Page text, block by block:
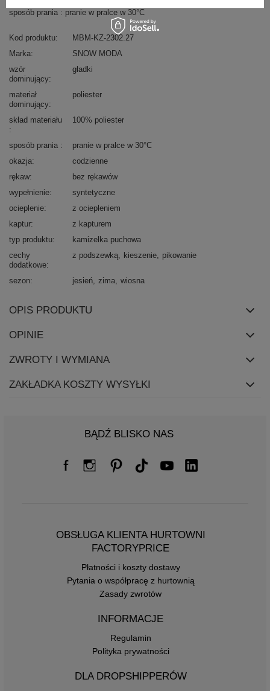
sposób prania : pranie w pralce w 30°C
Kod produktu
MBM-KZ-2302.27
Marka
SNOW MODA
wzór
dominujący
gładki
materiał
dominujący
poliester
skład materiału 100% poliester
sposób prania
pranie w pralce w 30°C
okazja
codzienne
rękaw
bez rękawów
wypełnienie
syntetyczne
ocieplenie
z ociepleniem
kaptur
z kapturem
typ produktu
kamizelka puchowa
cechy
dodatkowe
z podszewką kieszenie pikowanie
sezon jesień zima wiosna
OPIS PRODUKTU
OPINIE
ZWROTY I WYMIANA
ZAKŁADKA KOSZTY WYSYŁKI
BĄDŹ BLISKO NAS
OBSŁUGA KLIENTA HURTOWNI
FACTORYPRICE
Płatności i koszty dostawy
Pytania o współpracę z hurtownią
Zasady zwrotów
INFORMACJE
Regulamin
Polityka prywatności
DLA DROPSHIPPERÓW